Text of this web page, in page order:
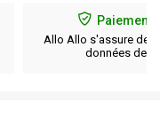
Paiement
Allo Allo s'assure de
données de